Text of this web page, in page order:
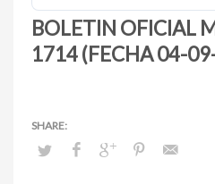
BOLETIN OFICIAL
1714 (FECHA 04-